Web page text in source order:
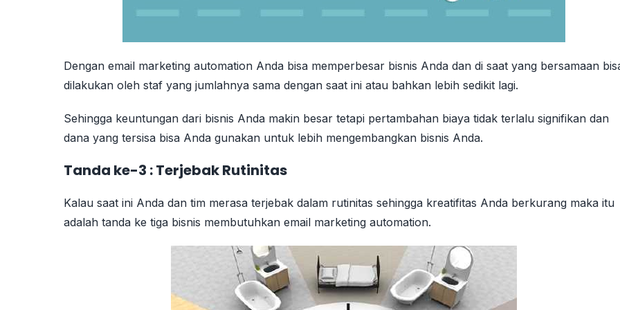
Dengan email marketing automation Anda bisa memperbesar bisnis Anda dan di saat yang bersamaan
dilakukan oleh staf yang jumlahnya sama dengan saat ini atau bahkan lebih sedikit lagi.
Sehingga keuntungan dari bisnis Anda makin besar tetapi pertambahan biaya tidak terlalu signifikan dan
dana yang tersisa bisa Anda gunakan untuk lebih mengembangkan bisnis Anda.
Tanda ke-3 : Terjebak Rutinitas
Kalau saat ini Anda dan tim merasa terjebak dalam rutinitas sehingga kreatifitas Anda berkurang maka itu
adalah tanda ke tiga bisnis membutuhkan email marketing automation.